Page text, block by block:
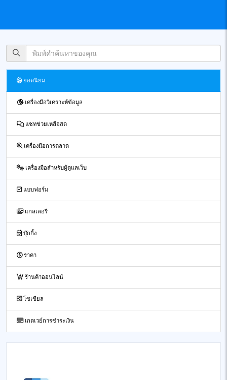
ยอดนิยม
เครื่องมือวิเคราะห์ข้อมูล
แชทช่วยเหลือสด
เครื่องมือการตลาด
เครื่องมือสำหรับผู้ดูแลเว็บ
แบบฟอร์ม
แกลเลอรี
บุ๊กกิ้ง
ราคา
ร้านค้าออนไลน์
โซเชียล
เกตเวย์การชำระเงิน